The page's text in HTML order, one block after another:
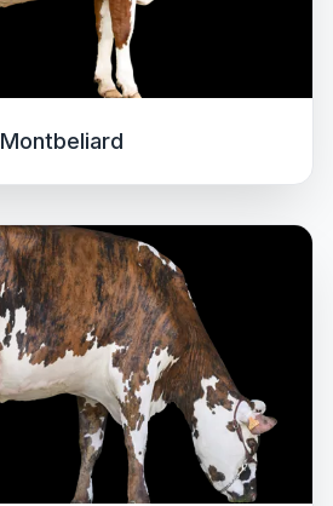
Montbeliard